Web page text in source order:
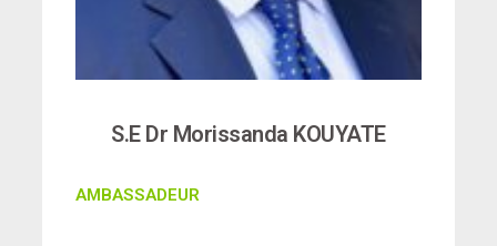
S.E Dr Morissanda KOUYATE
AMBASSADEUR